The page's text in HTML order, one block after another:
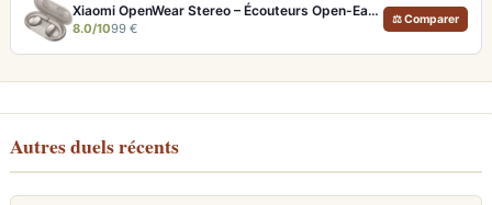
Xiaomi OpenWear Stereo – Écouteurs Open-Ear Hi-Res avec réduction de fuite sonore
8.0/1099 €
⚖ Comparer
Autres duels récents